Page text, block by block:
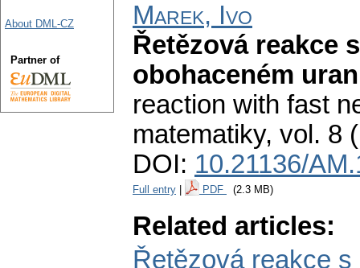
Marek, Ivo
Řetězová reakce
obohaceném
reaction with fast
matematiky, vol. 8
DOI: 10.21136/
Full entry PDF (2.3 MB)
Related articles:
Řetězová reakce
About DML-CZ
Partner of